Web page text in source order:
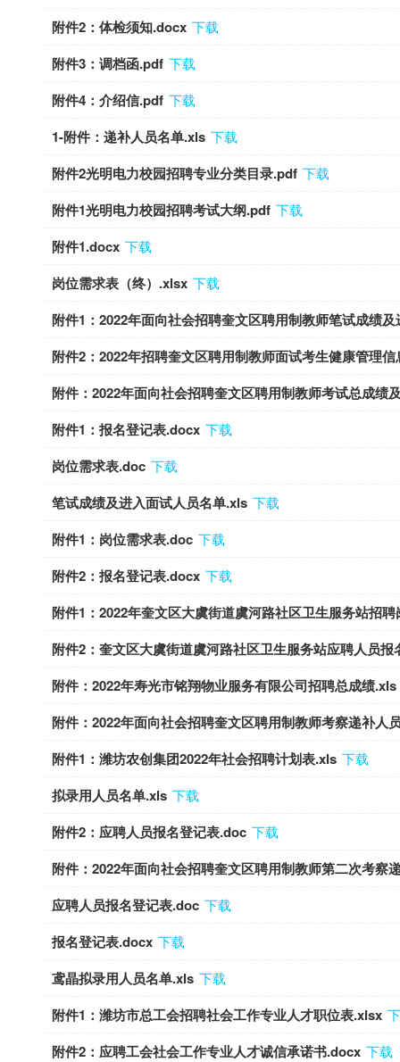
附件2：体检须知.docx 下载
附件3：调档函.pdf 下载
附件4：介绍信.pdf 下载
1-附件：递补人员名单.xls 下载
附件2光明电力校园招聘专业分类目录.pdf 下载
附件1光明电力校园招聘考试大纲.pdf 下载
附件1.docx 下载
岗位需求表（终）.xlsx 下载
附件1：2022年面向社会招聘奎文区聘用制教师笔试成绩
附件2：2022年招聘奎文区聘用制教师面试考生健康管理
附件：2022年面向社会招聘奎文区聘用制教师考试总成绩
附件1：报名登记表.docx 下载
岗位需求表.doc 下载
笔试成绩及进入面试人员名单.xls 下载
附件1：岗位需求表.doc 下载
附件2：报名登记表.docx 下载
附件1：2022年奎文区大虞街道虞河路社区卫生服务站招
附件2：奎文区大虞街道虞河路社区卫生服务站应聘人员
附件：2022年寿光市铭翔物业服务有限公司招聘总成绩.xls
附件：2022年面向社会招聘奎文区聘用制教师考察递补人
附件1：潍坊农创集团2022年社会招聘计划表.xls 下载
拟录用人员名单.xls 下载
附件2：应聘人员报名登记表.doc 下载
附件：2022年面向社会招聘奎文区聘用制教师第二次考察
应聘人员报名登记表.doc 下载
报名登记表.docx 下载
鸢晶拟录用人员名单.xls 下载
附件1：潍坊市总工会招聘社会工作专业人才职位表.xlsx
附件2：应聘工会社会工作专业人才诚信承诺书.docx 下载